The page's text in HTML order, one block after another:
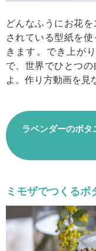
どんなふうにお花
されている型紙を
きます。でき上が
で、世界でひとつ
よ。作り方動画を見
ラベンダーのボタ
ミモザでつくるボ